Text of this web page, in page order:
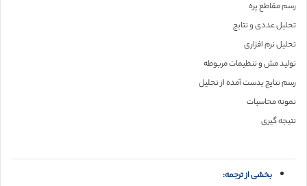
رسم مقاطع پره
تحلیل عددی و نتایج
تحلیل نرم افزاری
تولید مش و تنظیمات مربوطه
رسم نتایج بدست آمده از تحلیل
نمونه محاسبات
نتیجه گیری
بخشی از ترجمه: